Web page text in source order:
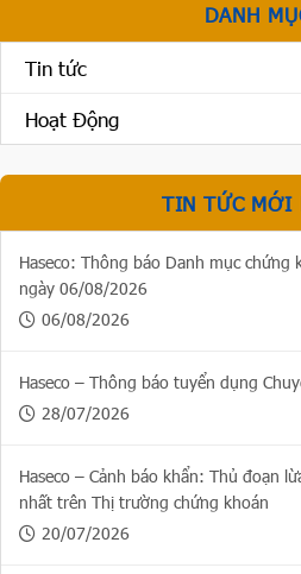
DANH
Tin tức
Hoạt Động
TIN TỨC MỚI
Haseco: Thông báo Danh mục chứng
ngày 06/08/2026
06/08/2026
Haseco – Thông báo tuyển dụng
28/07/2026
Haseco – Cảnh báo khẩn: Thủ đoạn
nhất trên Thị trường chứng khoán
20/07/2026